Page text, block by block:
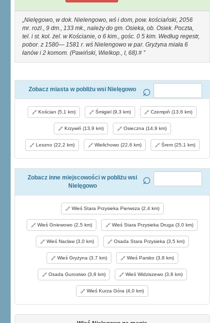
Nielęgowo, w dok. Nielengowo, wś i dom, pow. kościański, 2056
mr. rozl., 9 dm., 133 mk., należy do gm. Osieka, ob. Osiek. Poczta,
tel. i st. kol. żel. w Kościanie, o 6 kim., gośc. 0 5 kim. Według regestr,
pobor. z 1580— 1581 r. wś Nielengowo w par. Gryżyna miała 6
łanów i 2 komom. (Pawiński, Wielkop., I, 68).#
Zobacz miasta w pobliżu wsi Nielęgowo
Kościan (5,1 km) Śmigiel (9,3 km) Czempiń (13,6 km)
Krzywiń (13,9 km) Osieczna (14,9 km)
Leszno (22,2 km) Wielichowo (22,6 km) Śrem (25,1 km)
Zobacz inne miejscowości w pobliżu wsi
Nielęgowo
Wieś Stara Przysieka Pierwsza (2,4 km)
Wieś Gniewowo (2,5 km) Wieś Stara Przysieka Druga (3,0 km)
Wieś Nacław (3,0 km) Osada Stara Przysieka (3,5 km)
Wieś Gryżyna (3,7 km) Wieś Parsko (3,8 km)
Osada Gurostwo (3,8 km) Wieś Widziszewo (3,8 km)
Wieś Kurza Góra (4,0 km)